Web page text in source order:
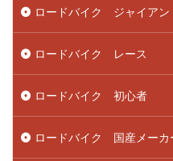
ロードバイク ジャイアン
ロードバイク レース
ロードバイク 初心者
ロードバイク 国産メーカ